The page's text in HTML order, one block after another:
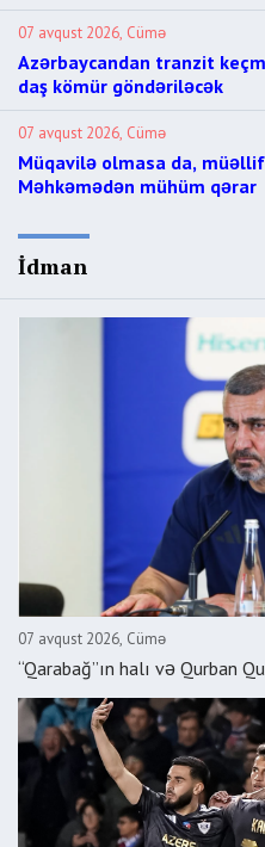
07 avqust 2026, Cümə
Azərbaycandan tranzit
daş kömür göndəriləcək
07 avqust 2026, Cümə
Müqavilə olmasa da,
Məhkəmədən mühüm qərar
İdman
07 avqust 2026, Cümə
“Qarabağ”ın halı və Qurban